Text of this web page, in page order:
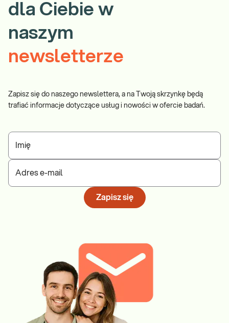
dla Ciebie w
naszym
newsletterze
Zapisz się do naszego newslettera, a na Twoją skrzynkę będą
trafiać informacje dotyczące usług i nowości w ofercie badań.
Imię
Adres e-mail
Zapisz się